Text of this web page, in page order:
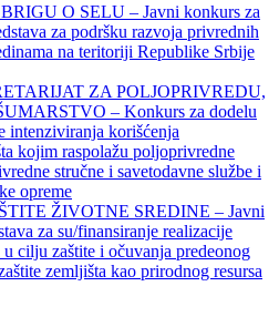
O SELU – Javni konkurs za
za podršku razvoja privrednih
na teritoriji Republike Srbije
ZA POLJOPRIVREDU,
– Konkurs za dodelu
intenziviranja korišćenja
kojim raspolažu poljoprivredne
stručne i savetodavne službe i
opreme
ŽIVOTNE SREDINE – Javni
za su/finansiranje realizacije
cilju zaštite i očuvanja predeonog
zemljišta kao prirodnog resursa